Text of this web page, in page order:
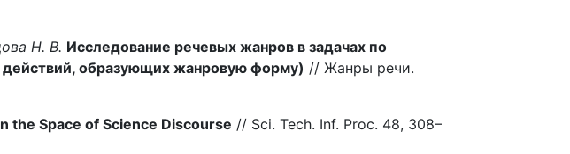
Н. В. Исследование речевых жанров в задачах по
действий, образующих жанровую форму) // Жанры речи.
the Space of Science Discourse // Sci. Tech. Inf. Proc. 48, 308–